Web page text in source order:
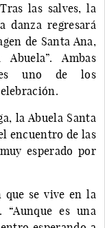
las salves, la
regresará
de Santa Ana,
Ambas
uno de los
la Abuela Santa
encuentro de las
esperado por
que se vive en la
es una